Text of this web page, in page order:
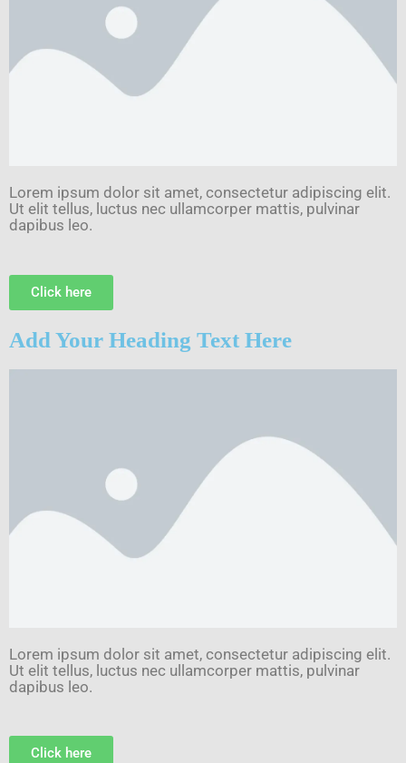
Lorem ipsum dolor sit amet, consectetur adipiscing elit.
Ut elit tellus, luctus nec ullamcorper mattis, pulvinar
dapibus leo.
Click here
Add Your Heading Text Here
Lorem ipsum dolor sit amet, consectetur adipiscing elit.
Ut elit tellus, luctus nec ullamcorper mattis, pulvinar
dapibus leo.
Click here